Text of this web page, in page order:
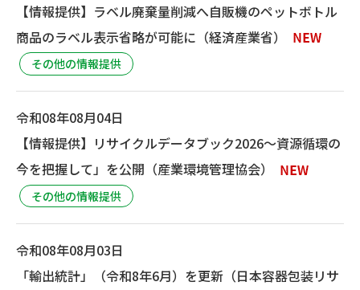
【情報提供】ラベル廃棄量削減へ自販機のペットボトル
商品のラベル表示省略が可能に（経済産業省）
その他の情報提供
令和08年08月04日
【情報提供】リサイクルデータブック2026～資源循環の
今を把握して」を公開（産業環境管理協会）
その他の情報提供
令和08年08月03日
「輸出統計」（令和8年6月）を更新（日本容器包装リサ